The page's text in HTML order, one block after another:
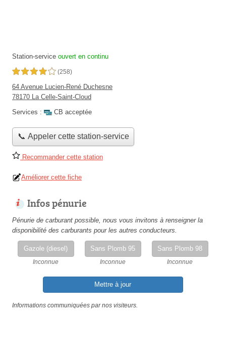
Station-service ouvert en continu
4,0 étoiles sur 5 (258)
64 Avenue Lucien-René Duchesne
78170 La Celle-Saint-Cloud
Services :
CB acceptée
📞 Appeler cette station-service
Recommander cette station
Améliorer cette fiche
Infos pénurie
Pénurie de carburant possible, nous vous invitons à renseigner la
disponibilité des carburants pour les autres conducteurs.
Gazole (diesel)
Inconnue
Sans Plomb 95
Inconnue
Sans Plomb 98
Inconnue
Mettre à jour
Informations communiquées par nos visiteurs.